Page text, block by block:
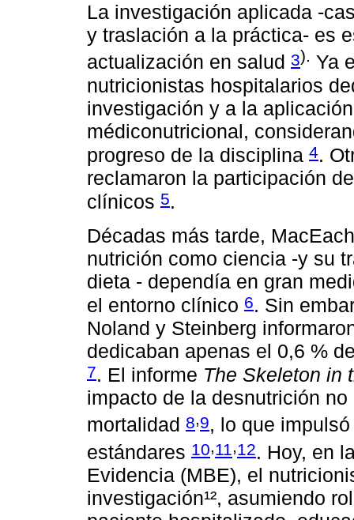
La investigación aplicada -
y traslación a la práctica- es
actualización en salud 3). Ya
nutricionistas hospitalarios
investigación y a la
médiconutricional,
progreso de la disciplina 4.
reclamaron la participación
clínicos 5.
Décadas más tarde,
nutrición como ciencia -y su
dieta - dependía en gran
el entorno clínico 6. Sin
Noland y Steinberg
dedicaban apenas el 0,6 %
7. El informe The Skeleton in
impacto de la desnutrición
mortalidad 8,9, lo que
estándares 10,11 ,12. Hoy, en
Evidencia (MBE), el
investigación¹², asumiendo